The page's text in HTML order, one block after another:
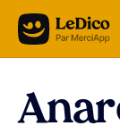
Aller au contenu